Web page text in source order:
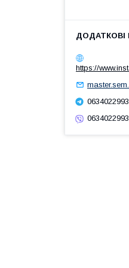
https://
0634022993
0634022993